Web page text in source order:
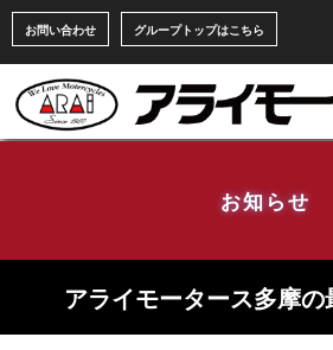
お問い合わせ グループトップはこちら
お知らせ
アライモータース多摩